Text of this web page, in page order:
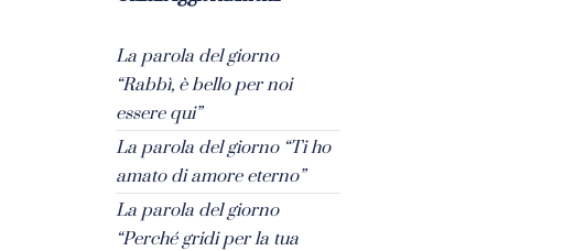
La parola del giorno
“Rabbì, è bello per noi
essere qui”
La parola del giorno “Ti ho
amato di amore eterno”
La parola del giorno
“Perché gridi per la tua